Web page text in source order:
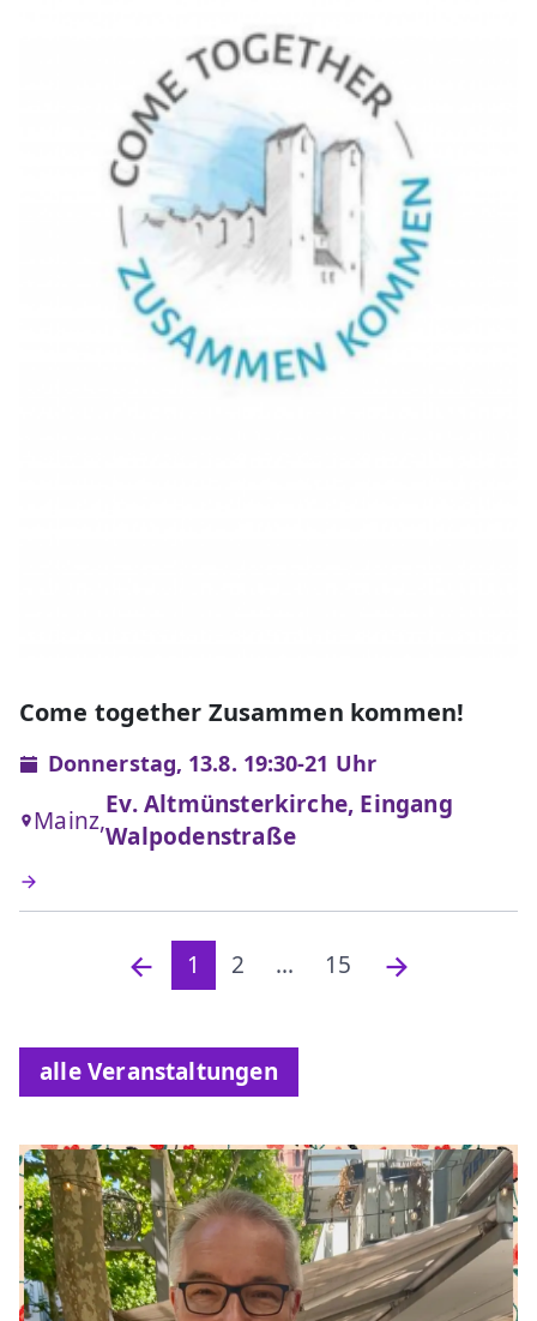
Come together Zusammen kommen!
Donnerstag, 13.8. 19:30-21 Uhr
Mainz,
Ev. Altmünsterkirche, Eingang
Walpodenstraße
1 2 ... 15
alle Veranstaltungen